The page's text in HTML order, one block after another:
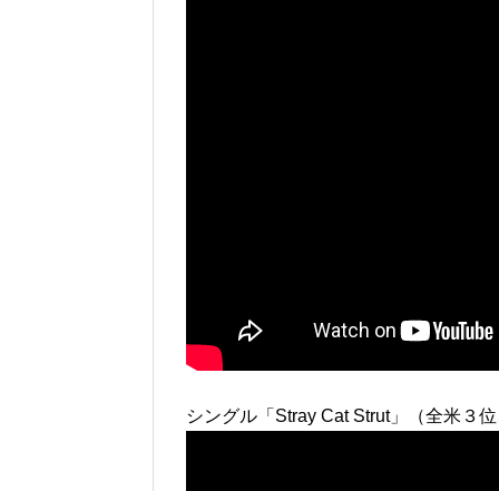
シングル「Stray Cat Strut」（全米３位